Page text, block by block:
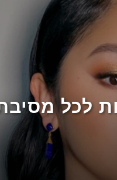
לכל
בתינוק